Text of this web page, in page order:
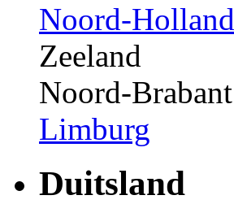
Noord-Holland
Zeeland
Noord-Brabant
Limburg
Duitsland